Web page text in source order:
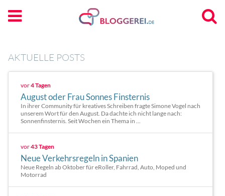
AKTUELLE POSTS
vor4 Tagen
August oder Frau Sonnes Finsternis
In ihrer Community für kreatives Schreiben fragte Simone Vogel nach
unserem Wort für den August. Da dachte ich nicht lange nach:
Sonnenfinsternis. Seit Wochen ein Thema in ...
vor43 Tagen
Neue Verkehrsregeln in Spanien
Neue Regeln ab Oktober für eRoller, Fahrrad, Auto, Moped und
Motorrad